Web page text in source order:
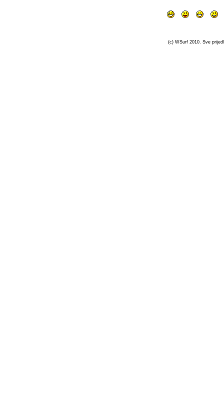
(c) WSurf 2010. Sve